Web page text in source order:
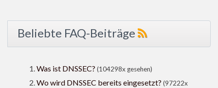
Beliebte FAQ-Beiträge
Was ist DNSSEC? (104298x gesehen)
Wo wird DNSSEC bereits eingesetzt? (97222x